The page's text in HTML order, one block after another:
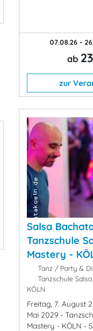
07.08.26 -
ab
zur
Salsa
Tanzschule
Mastery -
Tanz / Party &
Tanzschule
KÖLN
Freitag, 7. August
Mai 2029 -
Mastery - KÖLN -